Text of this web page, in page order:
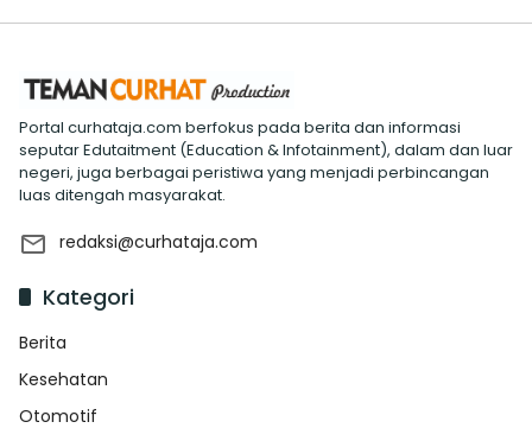
Portal curhataja.com berfokus pada berita dan informasi
seputar Edutaitment (Education & Infotainment), dalam dan luar
negeri, juga berbagai peristiwa yang menjadi perbincangan
luas ditengah masyarakat.
redaksi@curhataja.com
Kategori
Berita
Kesehatan
Otomotif